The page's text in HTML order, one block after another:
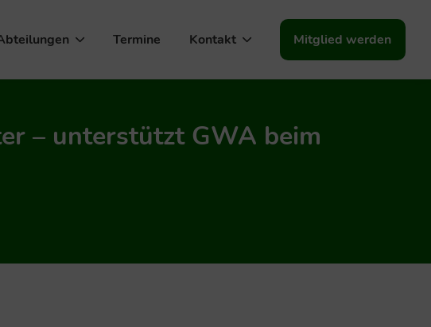
Termine Kontakt Mitglied werden
– unterstützt GWA beim